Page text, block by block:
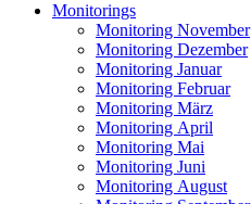
Moni­to­rings
Moni­to­ring November
Moni­to­ring Dezember
Moni­to­ring Januar
Moni­to­ring Februar
Moni­to­ring März
Moni­to­ring April
Moni­to­ring Mai
Moni­to­ring Juni
Moni­to­ring August